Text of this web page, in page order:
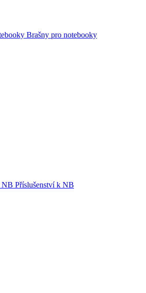
Brašny pro notebooky
Příslušenství k NB